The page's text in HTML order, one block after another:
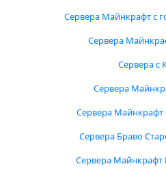
Сервера Майнкрафт с
Сервера
Сервера с
Сервера
Сервера Майнкрафт
Сервера Браво
Сервера Майнкрафт